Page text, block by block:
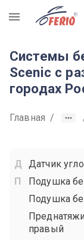
R
Системы
Scenic с
городах
Главная /
Датчик
Подушка
Подушка
правый